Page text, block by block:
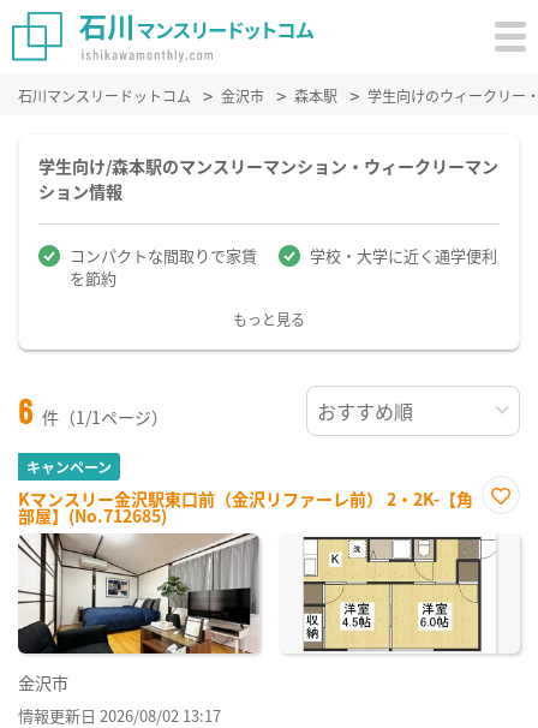
石川マンスリードットコム 金沢市 森本駅 学生向けのウィークリー
学生向け/森本駅のマンスリーマンション・ウィークリーマン
ション情報
コンパクトな間取りで家賃
を節約
学校・大学に近く通学便利
もっと見る
6 件（1/1ページ）
キャンペーン
Kマンスリー金沢駅東口前（金沢リファーレ前） 2・2K-【角
部屋】(No.712685)
に入
り登
金沢市
情報更新日 2026/08/02 13:17